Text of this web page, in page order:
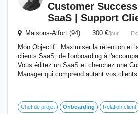
Customer
SaaS | Support
Maisons-Alfort (94) 300 €/jour
Mon Objectif : Maximiser la rétention et
clients SaaS, de l'onboarding à
Vous éditez un SaaS et cherchez une
Manager qui comprend autant vos
Chef de projet Onboarding Relation client